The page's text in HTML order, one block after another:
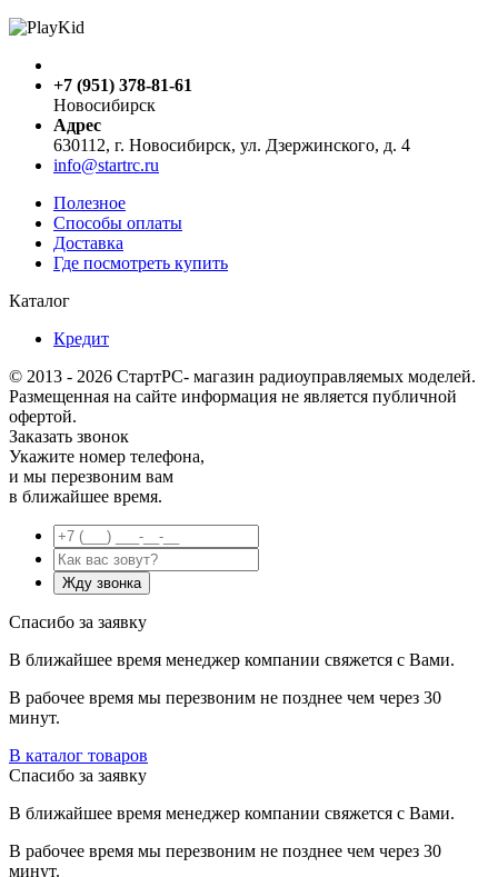
+7 (951) 378-81-61
Новосибирск
Адрес
630112, г. Новосибирск, ул. Дзержинского, д. 4
info@startrc.ru
Полезное
Способы оплаты
Доставка
Где посмотреть купить
Каталог
Кредит
© 2013 - 2026 СтартРС- магазин радиоуправляемых моделей.
Размещенная на сайте информация не является публичной
офертой.
Заказать звонок
Укажите номер телефона,
и мы перезвоним вам
в ближайшее время.
Спасибо за заявку
В ближайшее время менеджер компании свяжется с Вами.
В рабочее время мы перезвоним не позднее чем через 30
минут.
В каталог товаров
Спасибо за заявку
В ближайшее время менеджер компании свяжется с Вами.
В рабочее время мы перезвоним не позднее чем через 30
минут.